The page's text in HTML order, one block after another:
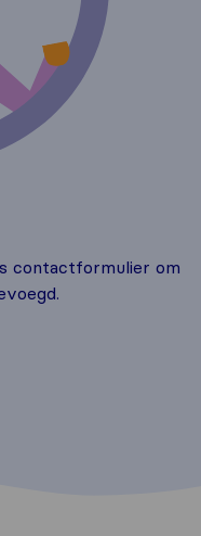
contactformulier om